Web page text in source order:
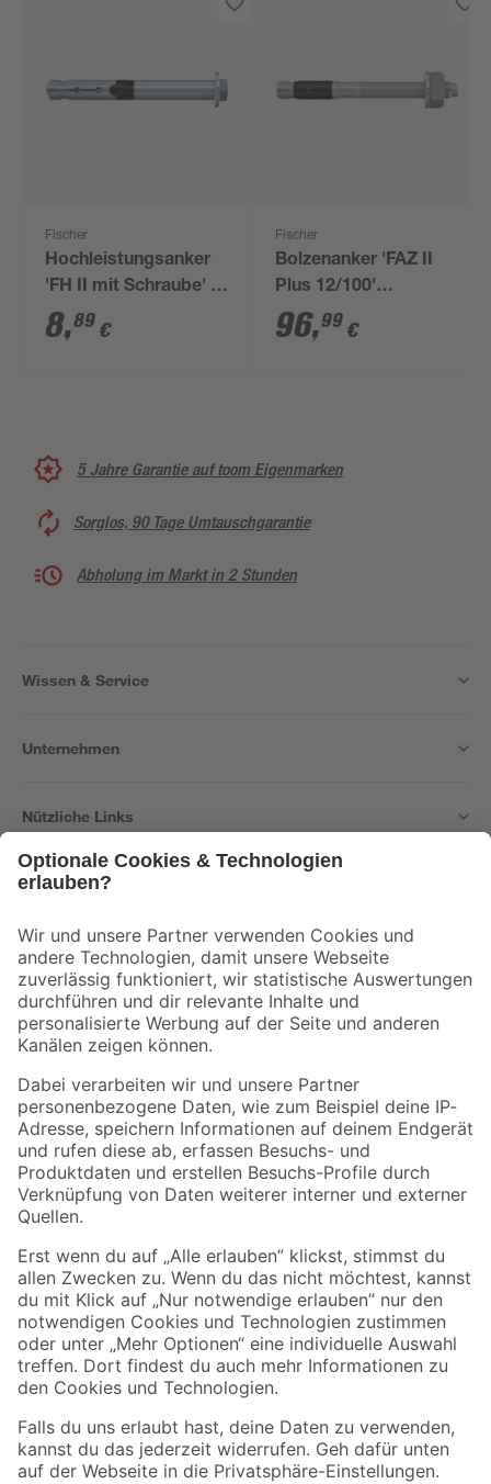
Fischer
Hochleistungsanker
'FH II mit Schraube' 9
mm 2 Stück
8,89 €
Fischer
Bolzenanker 'FAZ II
Plus 12/100'
galvanisch verzinkt,
20 Stück
96,99 €
5 Jahre Garantie auf toom Eigenmarken
Sorglos, 90 Tage Umtauschgarantie
Abholung im Markt in 2 Stunden
Wissen & Service
Unternehmen
Nützliche Links
Der toom Newsletter: Keine Angebote und Aktionen mehr verpassen!
Zur Newsletter Anmeldung
Folge uns
Zahlungsarten Versandarten
Sicher einkaufen
Jetzt die toom-App herunterladen
Alle Preisangaben in EUR inkl. gesetzl. MwSt.. Die dargestellten Angebote sind unter
Umständen nicht in allen Märkten verfügbar. Die angegebenen Verfügbarkeiten beziehen